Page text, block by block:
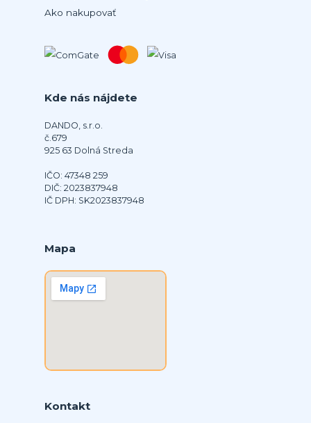
Ako nakupovať
Kde nás nájdete
DANDO, s.r.o.
č.679
925 63 Dolná Streda
IČO: 47348 259
DIČ: 2023837948
IČ DPH: SK2023837948
Mapa
Kontakt